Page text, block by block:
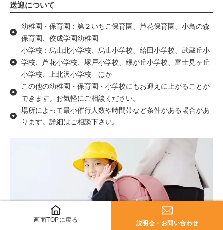
送迎について
幼稚園・保育園：第２いちご保育園、芦花保育園、小鳥の森
保育園、佼成学園幼稚園
小学校：烏山北小学校、烏山小学校、給田小学校、武蔵丘小
学校、芦花小学校、塚戸小学校、緑が丘小学校、富士見ヶ丘
小学校、上北沢小学校 ほか
この他の幼稚園・保育園・小学校にもお迎えに上がることが
できます。お気軽にご相談ください。
場所によって最小催行人数や時間帯など条件がある場合があ
ります。詳細はご相談下さい。
画面TOPに戻る
説明会・お問い合わせ